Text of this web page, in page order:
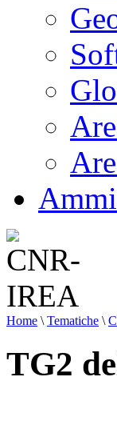
Home \ Tematiche \
TG2